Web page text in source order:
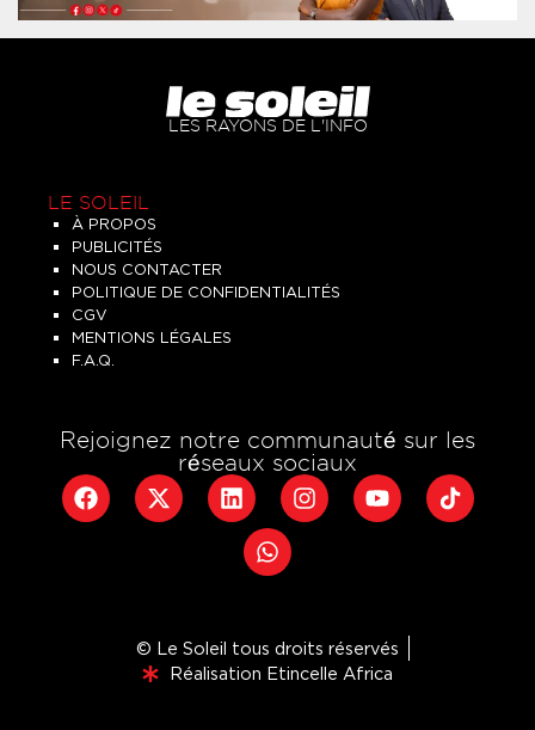
LES RAYONS DE L'INFO
LE SOLEIL
À PROPOS
PUBLICITÉS
NOUS CONTACTER
POLITIQUE DE CONFIDENTIALITÉS
CGV
MENTIONS LÉGALES
F.A.Q.
Rejoignez notre communauté sur les
réseaux sociaux
© Le Soleil tous droits réservés
Réalisation Etincelle Africa